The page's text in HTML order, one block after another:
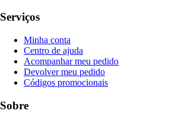
Serviços
Minha conta
Centro de ajuda
Acompanhar meu pedido
Devolver meu pedido
Códigos promocionais
Sobre